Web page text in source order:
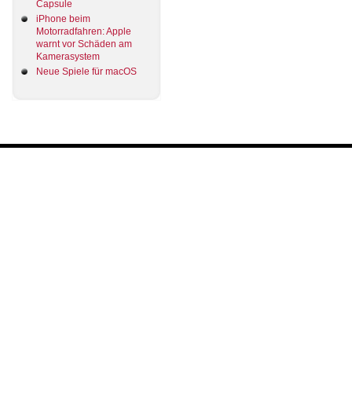
Capsule
iPhone beim
Motorradfahren: Apple
warnt vor Schäden am
Kamerasystem
Neue Spiele für macOS